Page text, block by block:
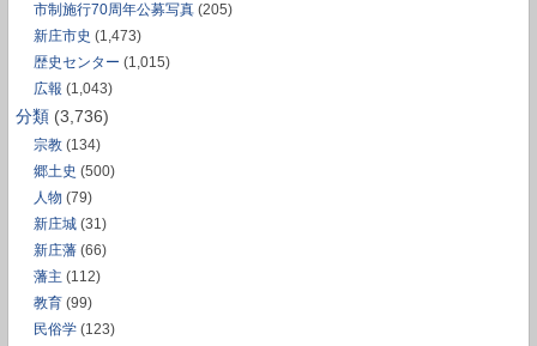
市制施行70周年公募写真 (205)
新庄市史 (1,473)
歴史センター (1,015)
広報 (1,043)
分類 (3,736)
宗教 (134)
郷土史 (500)
人物 (79)
新庄城 (31)
新庄藩 (66)
藩主 (112)
教育 (99)
民俗学 (123)